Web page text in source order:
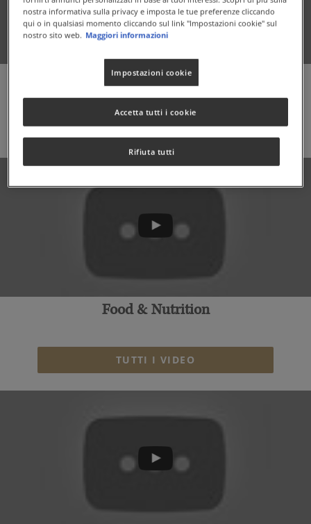
Nutrition
TUTTI I VIDEO
Food & Nutrition
TUTTI I VIDEO
nostra informativa sulla privacy e imposta le tue preferenze cliccando
qui o in qualsiasi momento cliccando sul link "Impostazioni cookie" sul
nostro sito web. Maggiori informazioni
Impostazioni cookie
Rifiuta tutti
Accetta tutti i cookie